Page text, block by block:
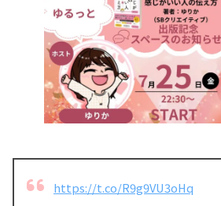
https://t.co/R9g9VU3oHq